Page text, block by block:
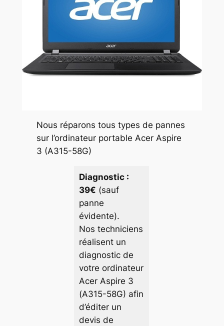
Nous réparons tous types de pannes
sur l’ordinateur portable Acer Aspire
3 (A315-58G)
Diagnostic :
39€ (sauf
panne
évidente).
Nos techniciens
réalisent un
diagnostic de
votre ordinateur
Acer Aspire 3
(A315-58G) afin
d’éditer un
devis de